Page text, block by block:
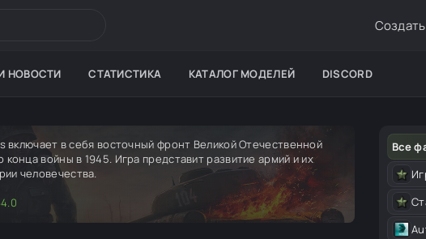
НОВОСТИ СТАТИСТИКА КАТАЛОГ МОДЕЛЕЙ DISCORD
включает в себя восточный фронт Великой Отечественной
войны в 1945. Игра представит развитие армий и их
человечества.
Все